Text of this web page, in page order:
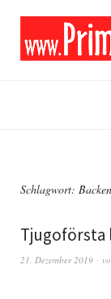
Schlagwort: Backen
Tjugoförsta
21. Dezember 2019